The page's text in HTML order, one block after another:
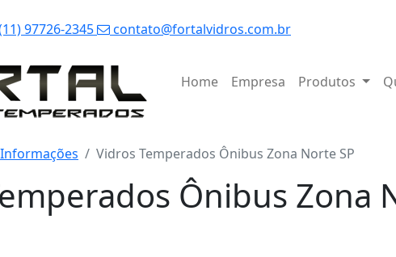
97726-2345 contato@fortalvidros.com.br
Home Empresa Produtos
Informações Vidros Temperados Ônibus Zona Norte SP
Ônibus Zona